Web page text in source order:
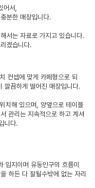
서,
분한 매장입니다.
서는 자료로 가지고 있습니다.
겠습니다.
컨셉에 맞게 카페형으로 되
깔끔하게 떨어진 매장입니다.
치해 있으며, 양옆으로 테이블
관리는 지속적으로 하고 계셔
니다.
입지이며 유동인구의 흐름이
하든 다 잘될수밖에 없는 자리